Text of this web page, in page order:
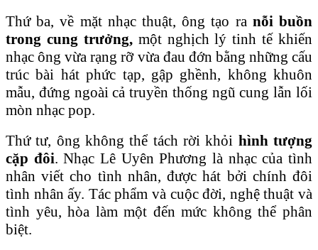
Thứ ba, về mặt nhạc thuật, ông tạo ra nỗi buồn
trong cung trưởng, một nghịch lý tinh tế khiến
nhạc ông vừa rạng rỡ vừa đau đớn bằng những cấu
trúc bài hát phức tạp, gập ghềnh, không khuôn
mẫu, đứng ngoài cả truyền thống ngũ cung lẫn lối
mòn nhạc pop.
Thứ tư, ông không thể tách rời khỏi hình tượng
cặp đôi. Nhạc Lê Uyên Phương là nhạc của tình
nhân viết cho tình nhân, được hát bởi chính đôi
tình nhân ấy. Tác phẩm và cuộc đời, nghệ thuật và
tình yêu, hòa làm một đến mức không thể phân
biệt.